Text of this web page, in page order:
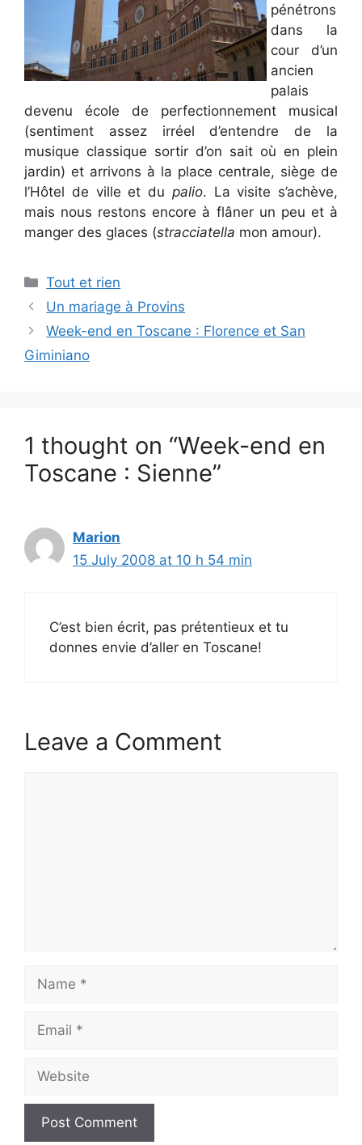
pénétrons
dans la
cour d’un
ancien
palais
devenu école de perfectionnement musical
(sentiment assez irréel d’entendre de la
musique classique sortir d’on sait où en plein
jardin) et arrivons à la place centrale, siège de
l’Hôtel de ville et du palio. La visite s’achève,
mais nous restons encore à flâner un peu et à
manger des glaces (stracciatella mon amour).
Categories
Tout et rien
Un mariage à Provins
Week-end en Toscane : Florence et San
Giminiano
1 thought on “Week-end en
Toscane : Sienne”
Marion
15 July 2008 at 10 h 54 min
C’est bien écrit, pas prétentieux et tu
donnes envie d’aller en Toscane!
Leave a Comment